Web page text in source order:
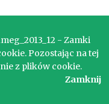
- Zamki
Pozostając na tej
z plików cookie.
Zamknij